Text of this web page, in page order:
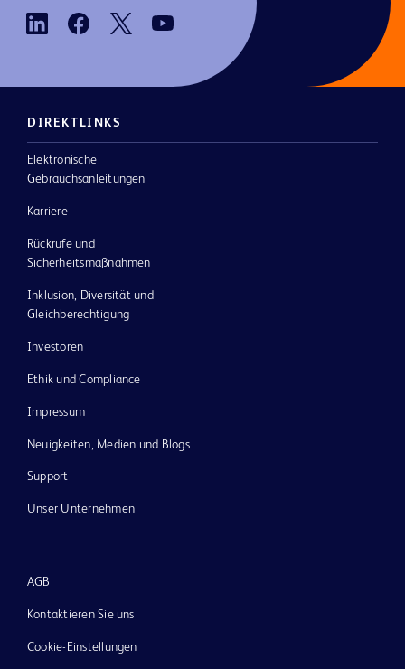
DIREKTLINKS
Elektronische
Gebrauchsanleitungen
Karriere
Rückrufe und
Sicherheitsmaßnahmen
Inklusion, Diversität und
Gleichberechtigung
Investoren
Ethik und Compliance
Impressum
Neuigkeiten, Medien und Blogs
Support
Unser Unternehmen
AGB
Kontaktieren Sie uns
Cookie-Einstellungen